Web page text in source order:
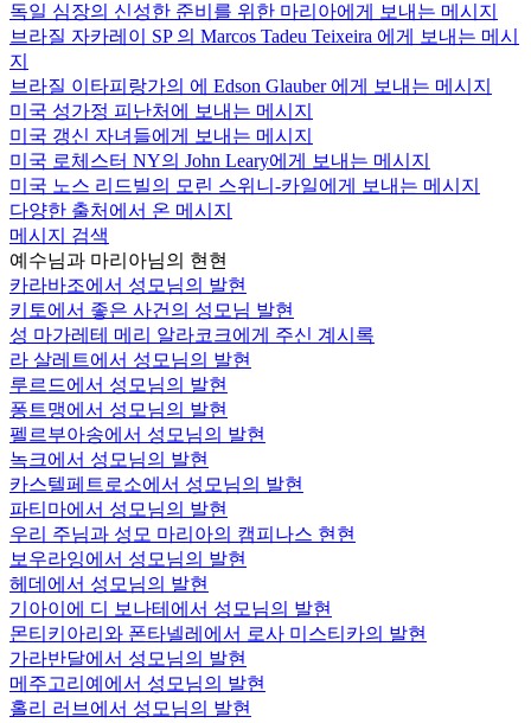
독일 심장의 신성한 준비를 위한 마리아에게 보내는 메시지
브라질 자카레이 SP 의 Marcos Tadeu Teixeira 에게 보내는 메시
지
브라질 이타피랑가의 에 Edson Glauber 에게 보내는 메시지
미국 성가정 피난처에 보내는 메시지
미국 갱신 자녀들에게 보내는 메시지
미국 로체스터 NY의 John Leary에게 보내는 메시지
미국 노스 리드빌의 모린 스위니-카일에게 보내는 메시지
다양한 출처에서 온 메시지
메시지 검색
예수님과 마리아님의 현현
카라바조에서 성모님의 발현
키토에서 좋은 사건의 성모님 발현
성 마가레테 메리 알라코크에게 주신 계시록
라 살레트에서 성모님의 발현
루르드에서 성모님의 발현
퐁트맹에서 성모님의 발현
펠르부아송에서 성모님의 발현
녹크에서 성모님의 발현
카스텔페트로소에서 성모님의 발현
파티마에서 성모님의 발현
우리 주님과 성모 마리아의 캠피나스 현현
보우라잉에서 성모님의 발현
헤데에서 성모님의 발현
기아이에 디 보나테에서 성모님의 발현
몬티키아리와 폰타넬레에서 로사 미스티카의 발현
가라반달에서 성모님의 발현
메주고리예에서 성모님의 발현
홀리 러브에서 성모님의 발현